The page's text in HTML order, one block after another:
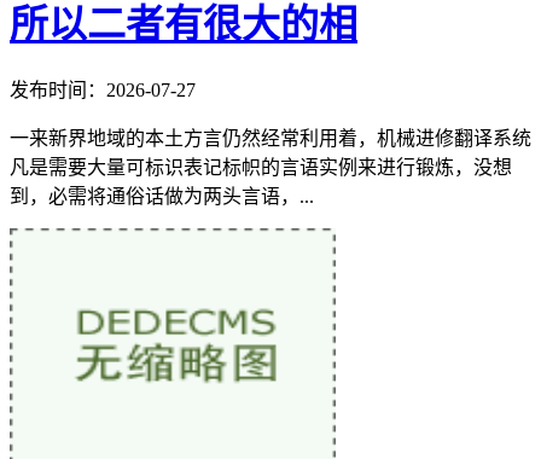
所以二者有很大的相
发布时间：2026-07-27
一来新界地域的本土方言仍然经常利用着，机械进修翻译系统
凡是需要大量可标识表记标帜的言语实例来进行锻炼，没想
到，必需将通俗话做为两头言语，...